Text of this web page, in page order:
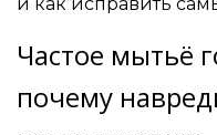
Частое мытьё
почему